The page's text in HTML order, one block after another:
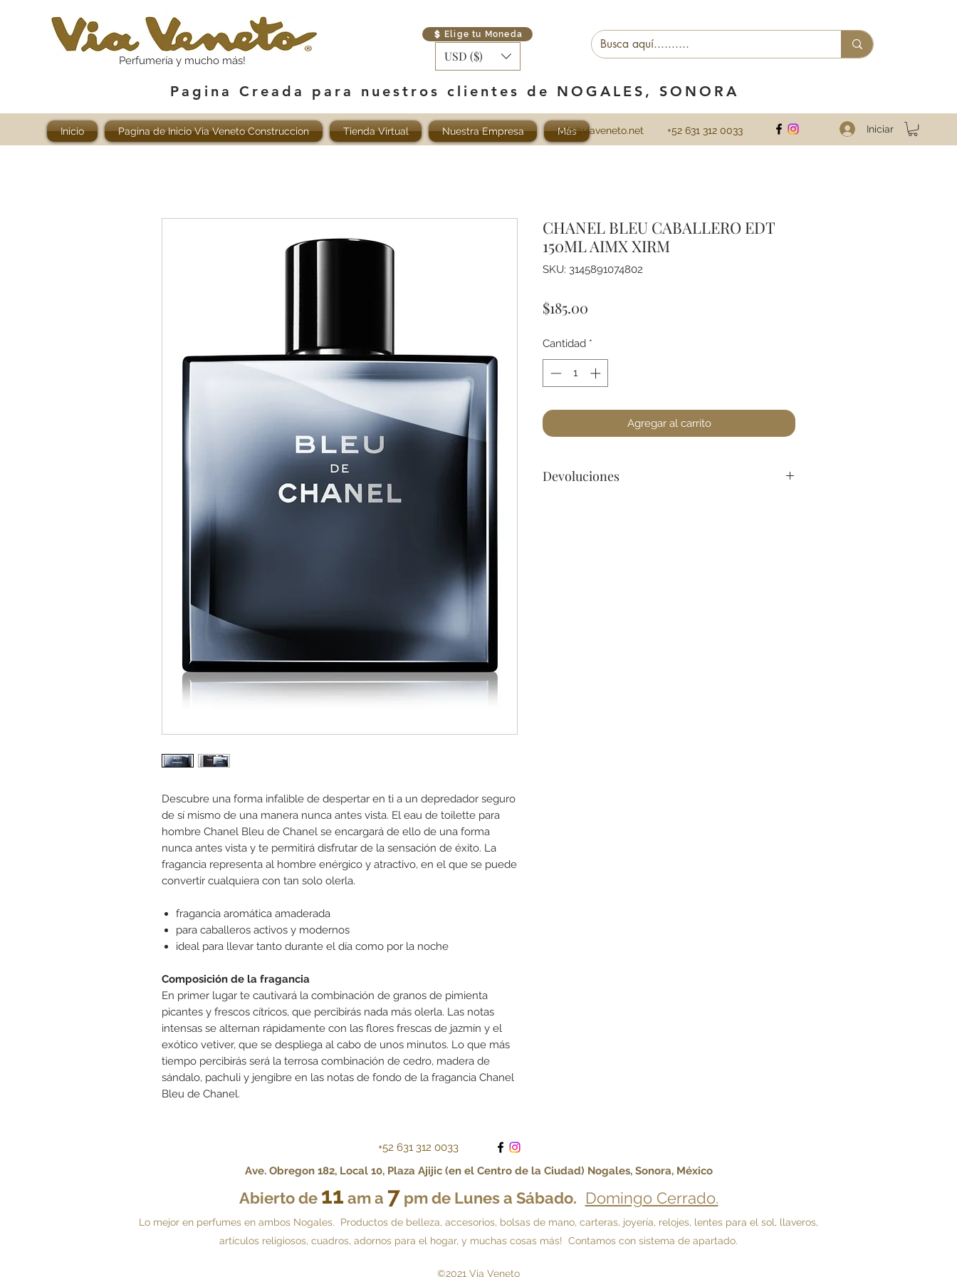
Perfumería y mucho más!
Elige tu Moneda
USD ($)
Pagina Creada para nuestros clientes de NOGALES, SONORA
Inicio Pagina de Inicio Via Veneto Construccion Tienda Virtual Nuestra Empresa Más
info@viaveneto.net +52 631 312 0033 Iniciar
Descubre una forma infalible de despertar en ti a un depredador seguro
de sí mismo de una manera nunca antes vista. El eau de toilette para
hombre Chanel Bleu de Chanel se encargará de ello de una forma
nunca antes vista y te permitirá disfrutar de la sensación de éxito. La
fragancia representa al hombre enérgico y atractivo, en el que se puede
convertir cualquiera con tan solo olerla.
fragancia aromática amaderada
para caballeros activos y modernos
ideal para llevar tanto durante el día como por la noche
Composición de la fragancia
En primer lugar te cautivará la combinación de granos de pimienta
picantes y frescos cítricos, que percibirás nada más olerla. Las notas
intensas se alternan rápidamente con las flores frescas de jazmín y el
exótico vetiver, que se despliega al cabo de unos minutos. Lo que más
tiempo percibirás será la terrosa combinación de cedro, madera de
sándalo, pachuli y jengibre en las notas de fondo de la fragancia Chanel
Bleu de Chanel.
CHANEL BLEU CABALLERO EDT
150ML AIMX XIRM
SKU: 3145891074802
$185.00
Cantidad *
Agregar al carrito
Devoluciones
+52 631 312 0033
Ave. Obregon 182, Local 10, Plaza Ajijic (en el Centro de la Ciudad) Nogales, Sonora, México
Abierto de 11 am a 7 pm de Lunes a Sábado. Domingo Cerrado.
Lo mejor en perfumes en ambos Nogales. Productos de belleza, accesorios, bolsas de mano, carteras, joyería, relojes, lentes para el sol, llaveros,
artículos religiosos, cuadros, adornos para el hogar, y muchas cosas más! Contamos con sistema de apartado.
©2021 Via Veneto